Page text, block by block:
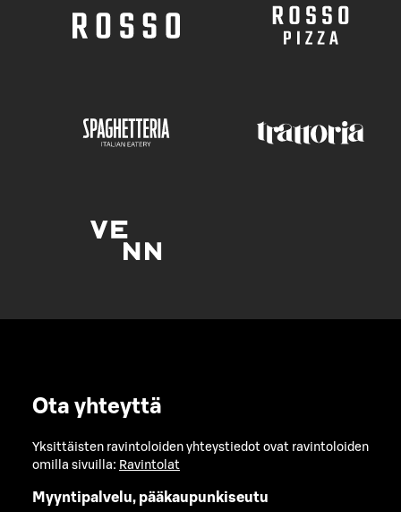
Ota yhteyttä
Yksittäisten ravintoloiden yhteystiedot ovat ravintoloiden
omilla sivuilla: Ravintolat
Myyntipalvelu, pääkaupunkiseutu